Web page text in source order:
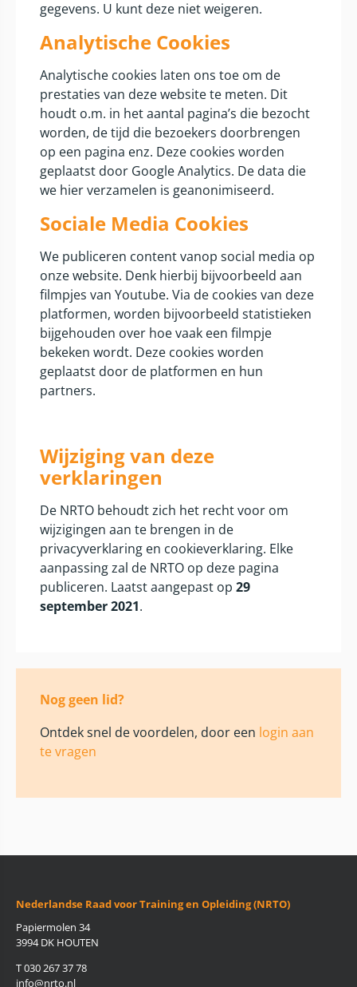
gegevens. U kunt deze niet weigeren.
Analytische Cookies
Analytische cookies laten ons toe om de
prestaties van deze website te meten. Dit
houdt o.m. in het aantal pagina’s die bezocht
worden, de tijd die bezoekers doorbrengen
op een pagina enz. Deze cookies worden
geplaatst door Google Analytics. De data die
we hier verzamelen is geanonimiseerd.
Sociale Media Cookies
We publiceren content vanop social media op
onze website. Denk hierbij bijvoorbeeld aan
filmpjes van Youtube. Via de cookies van deze
platformen, worden bijvoorbeeld statistieken
bijgehouden over hoe vaak een filmpje
bekeken wordt. Deze cookies worden
geplaatst door de platformen en hun
partners.
Wijziging van deze
verklaringen
De NRTO behoudt zich het recht voor om
wijzigingen aan te brengen in de
privacyverklaring en cookieverklaring. Elke
aanpassing zal de NRTO op deze pagina
publiceren. Laatst aangepast op 29
september 2021.
Nog geen lid?
Ontdek snel de voordelen, door een login aan
te vragen
Nederlandse Raad voor Training en Opleiding (NRTO)
Papiermolen 34
3994 DK HOUTEN
T 030 267 37 78
info@nrto.nl